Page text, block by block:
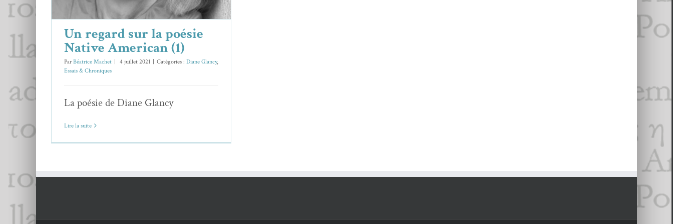
Un regard sur la poésie
Native American (1)
ParBéatrice Machet | 4 juillet 2021 | Catégories : Diane Glancy,
Essais & Chroniques
La poésie de Diane Glancy
Lire la suite